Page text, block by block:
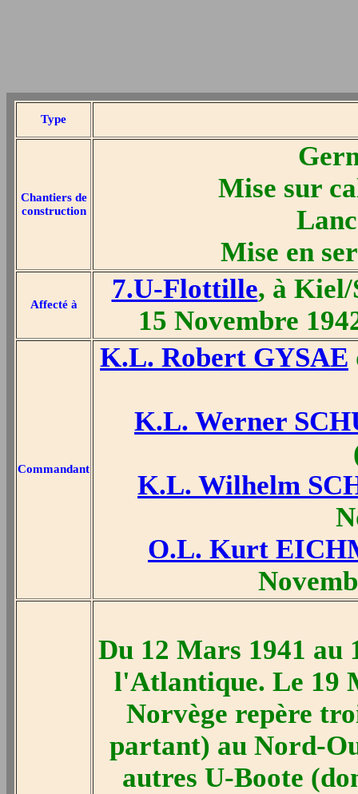
Type
Chantiers de
construction
Mise sur
Mise en
Affecté à 7.U-Flottille, à Kiel/
15 Novembre
Commandant
K.L. Robert GYSAE
K.L. Werner
K.L. Wilhelm
O.L. Kurt
Du 12 Mars 1941
l'Atlantique. Le 19
Norvège repère
partant) au Nord-
autres U-Boote